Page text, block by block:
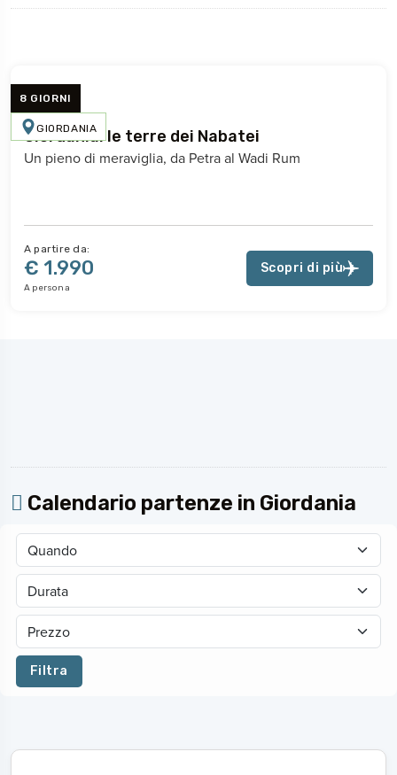
8 GIORNI
GIORDANIA
Giordania: le terre dei Nabatei
Un pieno di meraviglia, da Petra al Wadi Rum
A partire da:
€ 1.990
A persona
Scopri di più
Calendario partenze in Giordania
Filtra